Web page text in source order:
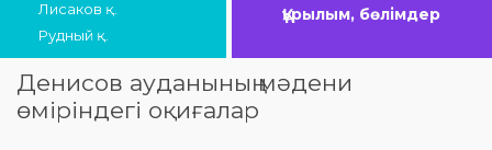
Лисаков қ.
Рудный қ.
Құрылым, бөлімдер
Денисов ауданының мәдени
өміріндегі оқиғалар